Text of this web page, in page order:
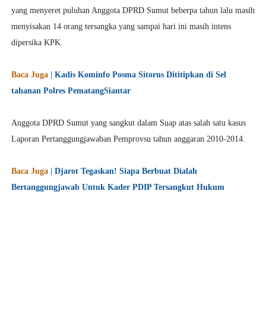
yang menyeret puluhan Anggota DPRD Sumut beberpa tahun lalu masih
menyisakan 14 orang tersangka yang sampai hari ini masih intens
dipersika KPK.
Baca Juga| Kadis Kominfo Posma Sitorus Dititipkan di Sel
tahanan Polres PematangSiantar
Anggota DPRD Sumut yang sangkut dalam Suap atas salah satu kasus
Laporan Pertanggungjawaban Pemprovsu tahun anggaran 2010-2014.
Baca Juga| Djarot Tegaskan! Siapa Berbuat Dialah
Bertanggungjawab Untuk Kader PDIP Tersangkut Hukum